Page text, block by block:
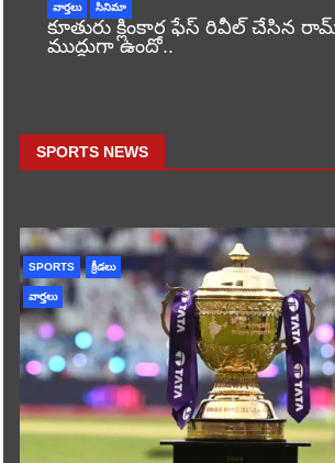
వార్తలు సినిమా
కూతురు క్లింకార ఫేస్ రివీల్ చేసిన
ముద్దుగా ఉందో..
SPORTS NEWS
SPORTS క్రీడలు
వార్తలు